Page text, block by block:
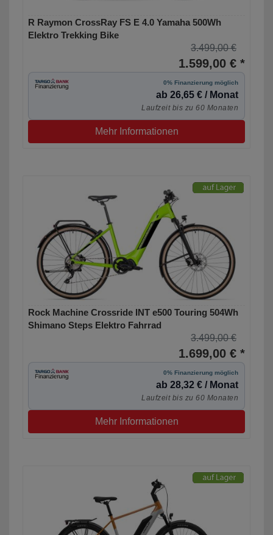
R Raymon CrossRay FS E 4.0 Yamaha 500Wh
Elektro Trekking Bike
3.499,00 €
1.599,00 € *
0% Finanzierung möglich
ab 26,65 € / Monat
Laufzeit bis zu 60 Monaten
Mehr Informationen
Rock Machine Crossride INT e500 Touring 504Wh
Shimano Steps Elektro Fahrrad
3.499,00 €
1.699,00 € *
0% Finanzierung möglich
ab 28,32 € / Monat
Laufzeit bis zu 60 Monaten
Mehr Informationen